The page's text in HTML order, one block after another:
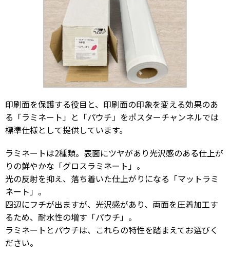
印刷面を保護する役目と、印刷面の印象を変える効果のあ
る「ラミネート」と「パウチ」をポスターチャンネルでは
標準仕様として提供しています。
ラミネートは2種類。表面にツヤがあり光沢感のある仕上が
りの鮮やかな「グロスラミネート」。
光の反射を抑え、落ち着いた仕上がりになる「マットラミ
ネート」。
四辺にフチが出ますが、光沢感があり、両面を圧着加工す
るため、耐水性の増す「パウチ」。
ラミネートとパウチは、これらの特性を踏まえてお選びく
ださい。